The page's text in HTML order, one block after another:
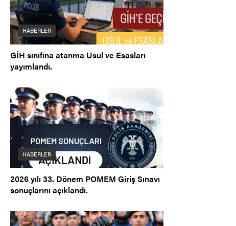
HABERLER
GİH sınıfına atanma Usul ve Esasları
yayımlandı.
HABERLER
2026 yılı 33. Dönem POMEM Giriş Sınavı
sonuçlarını açıklandı.